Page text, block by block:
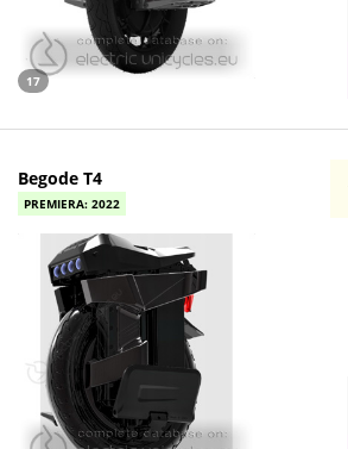
17
Begode T4
PREMIERA: 2022